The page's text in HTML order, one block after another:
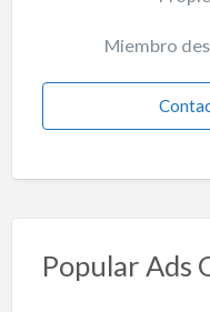
Miembro
Popular Ads